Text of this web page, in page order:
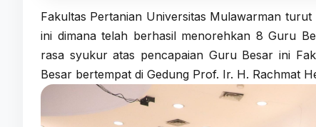
Fakultas Pertanian Universitas Mulawarman
ini dimana telah berhasil menorehkan 8 Guru
rasa syukur atas pencapaian Guru Besar ini
Besar bertempat di Gedung Prof. Ir. H. Rachmat